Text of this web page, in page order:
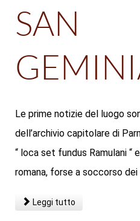
SAN
Le prime notizie del luogo
dell’archivio capitolare di
“ loca set fundus Ramulani “
romana, forse a soccorso dei
Leggi tutto